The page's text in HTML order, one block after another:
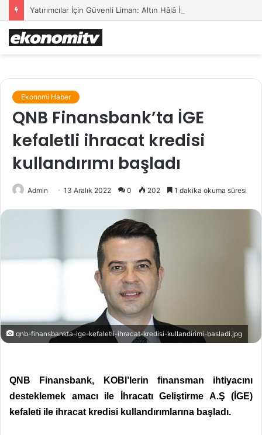
Yatırımcılar İçin Güvenli Liman: Altın Hâlâ İlk Sırada mı?
Ekonomi Haber
QNB Finansbank’ta İGE
kefaletli ihracat kredisi
kullandırımı başladı
Admin 13 Aralık 2022 0 202 1 dakika okuma süresi
qnb-finansbankta-ige-kefaletli-ihracat-kredisi-kullandirimi-basladi.jpg
QNB Finansbank, KOBI’lerin finansman ihtiyacını
desteklemek amacı ile İhracatı Geliştirme A.Ş (İGE)
kefaleti ile ihracat kredisi kullandırımlarına başladı.